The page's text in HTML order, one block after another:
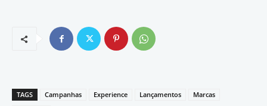
TAGS Campanhas Experience Lançamentos
Marcas